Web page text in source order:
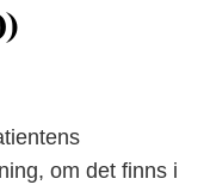
om det finns i